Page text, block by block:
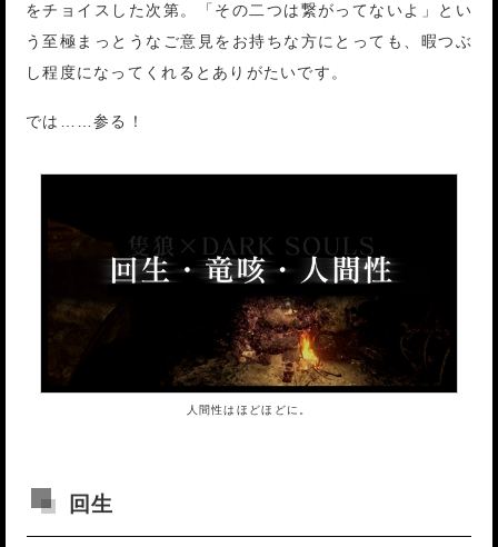
をチョイスした次第。「その二つは繋がってないよ」とい
う至極まっとうなご意見をお持ちな方にとっても、暇つぶ
し程度になってくれるとありがたいです。
では……参る！
人間性はほどほどに。
回生